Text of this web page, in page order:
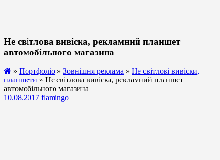
Не світлова вивіска, рекламний планшет
автомобільного магазина
» Портфоліо » Зовнішня реклама » Не світлові вивіски,
планшети » Не світлова вивіска, рекламний планшет
автомобільного магазина
10.08.2017 flamingo